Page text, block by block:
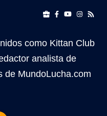
como Kittan Club
analista de
de MundoLucha.com